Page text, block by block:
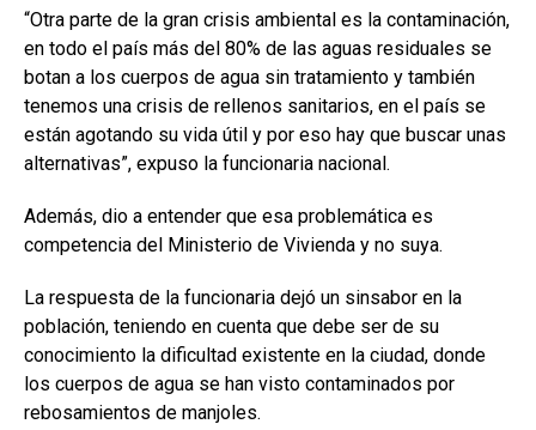
“Otra parte de la gran crisis ambiental es la contaminación,
en todo el país más del 80% de las aguas residuales se
botan a los cuerpos de agua sin tratamiento y también
tenemos una crisis de rellenos sanitarios, en el país se
están agotando su vida útil y por eso hay que buscar unas
alternativas”, expuso la funcionaria nacional.
Además, dio a entender que esa problemática es
competencia del Ministerio de Vivienda y no suya.
La respuesta de la funcionaria dejó un sinsabor en la
población, teniendo en cuenta que debe ser de su
conocimiento la dificultad existente en la ciudad, donde
los cuerpos de agua se han visto contaminados por
rebosamientos de manjoles.